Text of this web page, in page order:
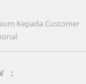
Kepada Customer
: